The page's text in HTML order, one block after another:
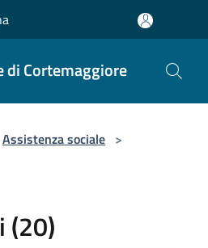
di Cortemaggiore
Assistenza sociale >
(20)